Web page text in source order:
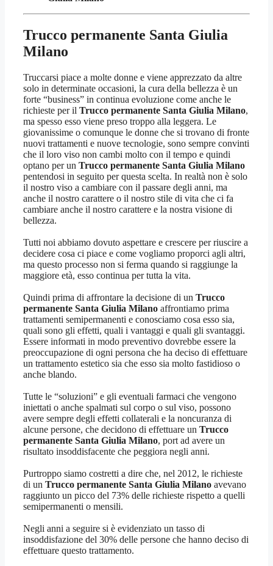
Trucco permanente Santa Giulia
Milano
Truccarsi piace a molte donne e viene apprezzato da altre
solo in determinate occasioni, la cura della bellezza è un
forte “business” in continua evoluzione come anche le
richieste per il Trucco permanente Santa Giulia Milano,
ma spesso esso viene preso troppo alla leggera. Le
giovanissime o comunque le donne che si trovano di fronte
nuovi trattamenti e nuove tecnologie, sono sempre convinti
che il loro viso non cambi molto con il tempo e quindi
optano per un Trucco permanente Santa Giulia Milano
pentendosi in seguito per questa scelta. In realtà non è solo
il nostro viso a cambiare con il passare degli anni, ma
anche il nostro carattere o il nostro stile di vita che ci fa
cambiare anche il nostro carattere e la nostra visione di
bellezza.
Tutti noi abbiamo dovuto aspettare e crescere per riuscire a
decidere cosa ci piace e come vogliamo proporci agli altri,
ma questo processo non si ferma quando si raggiunge la
maggiore età, esso continua per tutta la vita.
Quindi prima di affrontare la decisione di un Trucco
permanente Santa Giulia Milano affrontiamo prima
trattamenti semipermanenti e conosciamo cosa esso sia,
quali sono gli effetti, quali i vantaggi e quali gli svantaggi.
Essere informati in modo preventivo dovrebbe essere la
preoccupazione di ogni persona che ha deciso di effettuare
un trattamento estetico sia che esso sia molto fastidioso o
anche blando.
Tutte le “soluzioni” e gli eventuali farmaci che vengono
iniettati o anche spalmati sul corpo o sul viso, possono
avere sempre degli effetti collaterali e la noncuranza di
alcune persone, che decidono di effettuare un Trucco
permanente Santa Giulia Milano, port ad avere un
risultato insoddisfacente che peggiora negli anni.
Purtroppo siamo costretti a dire che, nel 2012, le richieste
di un Trucco permanente Santa Giulia Milano avevano
raggiunto un picco del 73% delle richieste rispetto a quelli
semipermanenti o mensili.
Negli anni a seguire si è evidenziato un tasso di
insoddisfazione del 30% delle persone che hanno deciso di
effettuare questo trattamento.